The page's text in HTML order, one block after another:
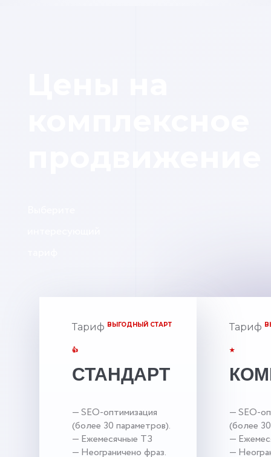
Тариф ВЫГОДНЫЙ СТАРТ
👍
СТАНДАРТ
— SEO-оптимизация
(более 30 параметров).
— Ежемесячные ТЗ
— Неограничено фраз.
Тариф
★
— SEO-
(более
—
—